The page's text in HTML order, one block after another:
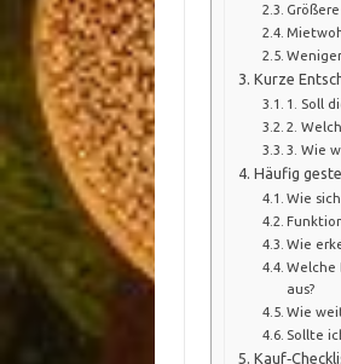
Kurze
1. Soll
2.
3. Wie
Häufig
Wie
Wie
Welche
aus?
Wie
Sollte